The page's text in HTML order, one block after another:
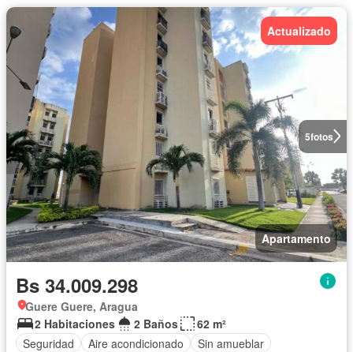
5fotos
Actualizado
Apartamento
Bs 34.009.298
Guere Guere, Aragua
2 Habitaciones
2 Baños
62 m²
Seguridad
Aire acondicionado Sin amueblar